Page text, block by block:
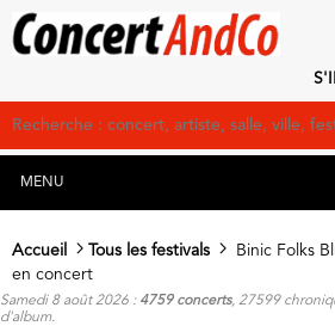
MENU
Accueil Tous les festivals
Binic Folks
en concert
Samedi 8 août 2026 : 4759 concerts, 27599
d'album.